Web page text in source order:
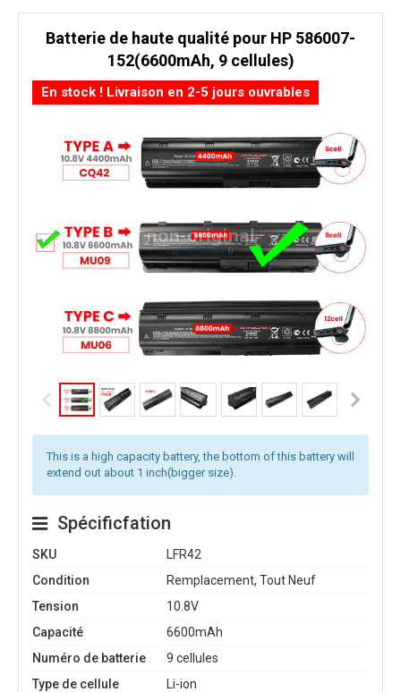
Batterie de haute qualité pour HP 586007-
152(6600mAh, 9 cellules)
En stock ! Livraison en 2-5 jours ouvrables
This is a high capacity battery, the bottom of this battery will
extend out about 1 inch(bigger size).
Spécificfation
SKU
LFR42
Condition
Remplacement, Tout Neuf
Tension
10.8V
Capacité
6600mAh
Numéro de batterie
9 cellules
Type de cellule
Li-ion